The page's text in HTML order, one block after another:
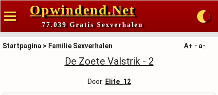
Opwindend.Net
77.039 Gratis Sexverhalen
Startpagina > Familie Sexverhalen A+ - a-
De Zoete Valstrik - 2
Door: Elite_12